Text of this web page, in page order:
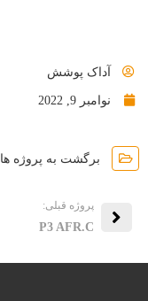
آداک پوشش
نوامبر 9, 2022
برگشت به پروژه ها
پروژه قبلی:
P3 AFR.C